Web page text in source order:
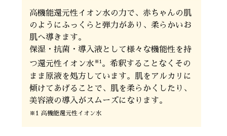
高機能還元性イオン水の力で、赤ちゃんの肌
のようにふっくらと弾力があり、柔らかいお
肌へ導きます。
保湿・抗菌・導入液として様々な機能性を持
つ還元性イオン水 ※1 。希釈することなくその
まま原液を処方しています。肌をアルカリに
傾けてあげることで、肌を柔らかくしたり、
美容液の導入がスムーズになります。
※1 高機能還元性イオン水